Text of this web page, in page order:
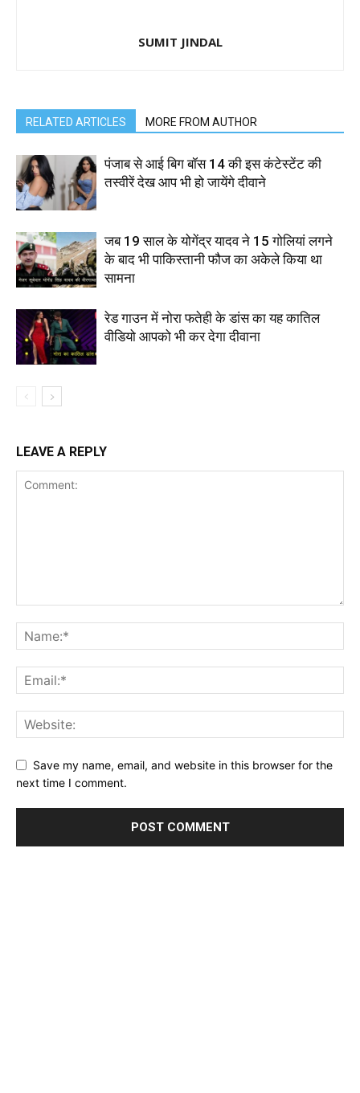
SUMIT JINDAL
RELATED ARTICLES MORE FROM AUTHOR
पंजाब से आई बिग बॉस 14 की इस कंटेस्टेंट की
तस्वीरें देख आप भी हो जायेंगे दीवाने
जब 19 साल के योगेंद्र यादव ने 15 गोलियां लगने
के बाद भी पाकिस्तानी फौज का अकेले किया था
सामना
रेड गाउन में नोरा फतेही के डांस का यह कातिल
वीडियो आपको भी कर देगा दीवाना
LEAVE A REPLY
Save my name, email, and website in this browser for the
next time I comment.